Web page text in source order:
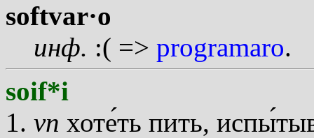
softvar·o
инф. :( => programaro.
soif*i
vn хотеть пить, испы